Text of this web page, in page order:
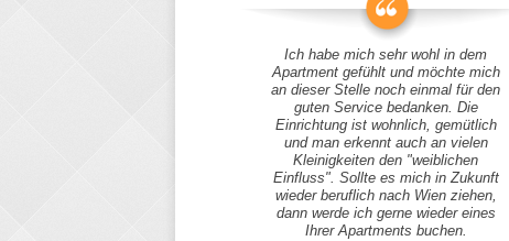
Ich habe mich sehr wohl in dem
Apartment gefühlt und möchte mich
an dieser Stelle noch einmal für den
guten Service bedanken. Die
Einrichtung ist wohnlich, gemütlich
und man erkennt auch an vielen
Kleinigkeiten den "weiblichen
Einfluss". Sollte es mich in Zukunft
wieder beruflich nach Wien ziehen,
dann werde ich gerne wieder eines
Ihrer Apartments buchen.